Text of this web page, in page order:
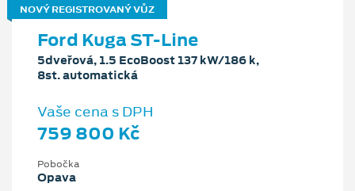
NOVÝ REGISTROVANÝ VŮZ
Ford Kuga ST-Line
5dveřová, 1.5 EcoBoost 137 kW/186 k,
8st. automatická
Vaše cena s DPH
759 800 Kč
Pobočka
Opava